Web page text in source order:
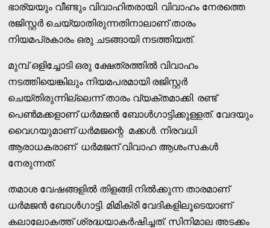
ഭാര്യയും വീണ്ടും വിവാഹിതരായി. വിവാഹം നേരത്തെ
രജിസ്റ്റര്‍ ചെയ്യാതിരുന്നതിനാലാണ് താരം
നിയമപ്രകാരം ഒരു ചടങ്ങായി നടത്തിയത്.
മുമ്പ് ഒളിച്ചോടി ഒരു ക്ഷേത്രത്തില്‍ വിവാഹം
നടത്തിയെങ്കിലും നിയമപരമായി രജിസ്റ്റര്‍
ചെയ്തിരുന്നില്ലെന്ന് താരം വ്യക്തമാക്കി. രണ്ട്
പെണ്‍മക്കളാണ് ധര്‍മജന്‍ ബോള്‍ഗാട്ടിക്കുള്ളത്. വേദയും
വൈഗയുമാണ് ധര്‍മജന്റെ മക്കള്‍. നിരവധി
ആരാധകരാണ് ധര്‍മജന് വിവാഹ ആശംസകള്‍
നേരുന്നത്.
തമാശ വേഷങ്ങളില്‍ തിളങ്ങി നില്‍ക്കുന്ന താരമാണ്
ധര്‍മജന്‍ ബോള്‍ഗാട്ടി. മിമിക്രി വേദികളിലൂടെയാണ്
കലാലോകത്ത് ശ്രദ്ധയാകര്‍ഷിച്ചത്. സിനിമാല അടക്കം